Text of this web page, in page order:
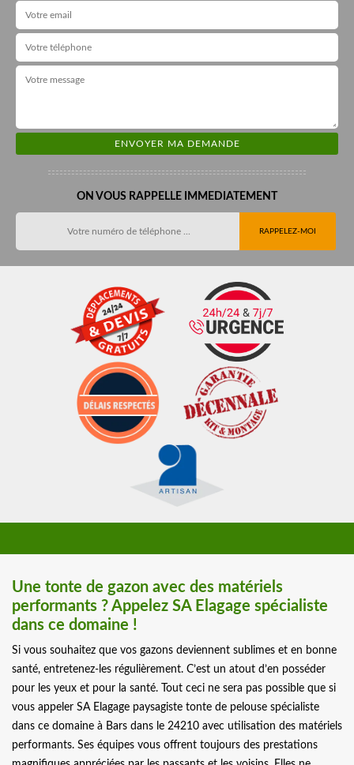
ON VOUS RAPPELLE IMMEDIATEMENT
Une tonte de gazon avec des matériels
performants ? Appelez SA Elagage spécialiste
dans ce domaine !
Si vous souhaitez que vos gazons deviennent sublimes et en bonne
santé, entretenez-les régulièrement. C’est un atout d’en posséder
pour les yeux et pour la santé. Tout ceci ne sera pas possible que si
vous appeler SA Elagage paysagiste tonte de pelouse spécialiste
dans ce domaine à Bars dans le 24210 avec utilisation des matériels
performants. Ses équipes vous offrent toujours des prestations